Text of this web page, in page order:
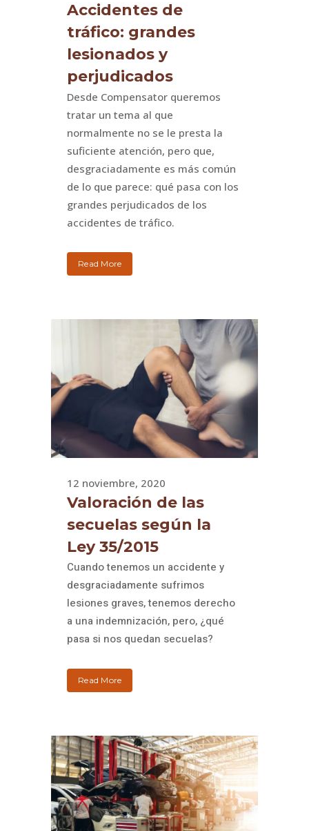
Accidentes de
tráfico: grandes
lesionados y
perjudicados
Desde Compensator queremos
tratar un tema al que
normalmente no se le presta la
suficiente atención, pero que,
desgraciadamente es más común
de lo que parece: qué pasa con los
grandes perjudicados de los
accidentes de tráfico.
Read More
12 noviembre, 2020
Valoración de las
secuelas según la
Ley 35/2015
Cuando tenemos un accidente y
desgraciadamente sufrimos
lesiones graves, tenemos derecho
a una indemnización, pero, ¿qué
pasa si nos quedan secuelas?
Read More